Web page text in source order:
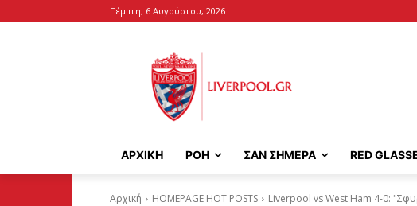
Πέμπτη, 6 Αυγούστου, 2026
ΑΡΧΙΚΉ ΡΟΗ ΣΑΝ ΣΗΜΕΡΑ RED
Αρχική HOMEPAGE HOT POSTS Liverpool vs West Ham 4-0: